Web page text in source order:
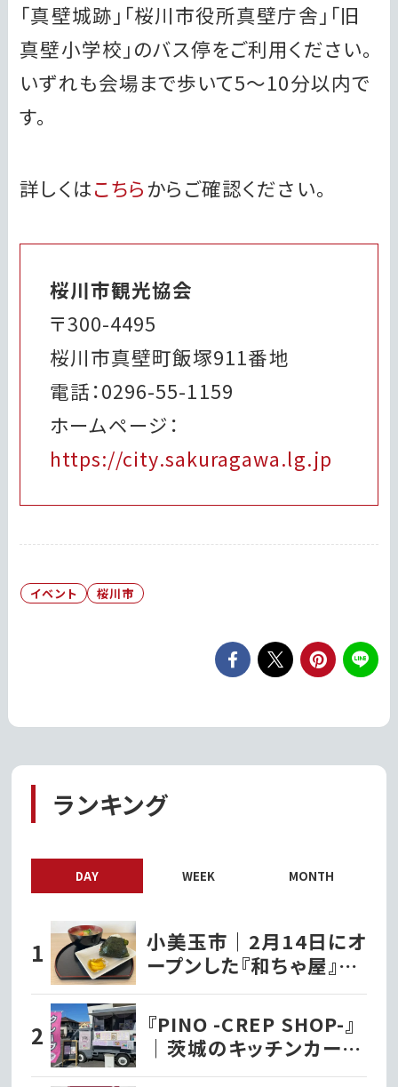
「真壁城跡」「桜川市役所真壁庁舎」「旧
真壁小学校」のバス停をご利用ください。
いずれも会場まで歩いて5～10分以内で
す。
詳しくはこちらからご確認ください。
桜川市観光協会
〒300-4495
桜川市真壁町飯塚911番地
電話：0296-55-1159
ホームページ：
https://city.sakuragawa.lg.jp
イベント 桜川市
ランキング
DAY WEEK MONTH
小美玉市｜2月14日にオ
ープンした『和ちゃ屋』で
おにぎり味噌汁セットを
いただきました!!
『PINO -CREP SHOP-』
｜茨城のキッチンカー巡
り